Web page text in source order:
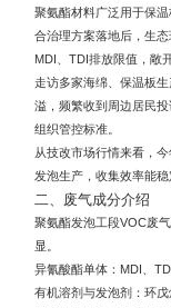
聚氨酯材料广泛用于保
合治理方案落地后，生
MDI、TDI排放限值，敞
走访多家海绵、保温板
溢，频繁收到周边居民
组织管控标准。
从技改市场行情来看，
发泡生产，收集效率能
二、废气成分介绍
聚氨酯发泡工段VOC废
显。
异氰酸酯单体：MDI、
有机溶剂与发泡剂：环